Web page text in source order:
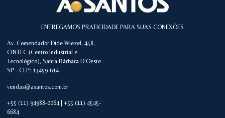
ENTREGAMOS PRATICIDADE PARA SUAS CONEXÕES
Av. Comendador Dide Wiezel, 458,
CINTEC (Centro Industrial e
Tecnológico), Santa Bárbara D'Oeste -
SP - CEP: 13459-614
vendas@asantos.com.br
+55 (11) 94988-0064 | +55 (11) 4545-
6684